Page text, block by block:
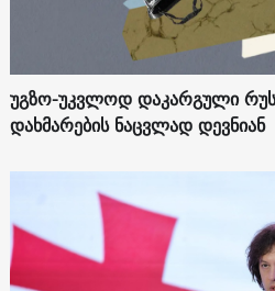
უგზო-უკვლოდ დაკარგული
დახმარების ნაცვლად დევნიან